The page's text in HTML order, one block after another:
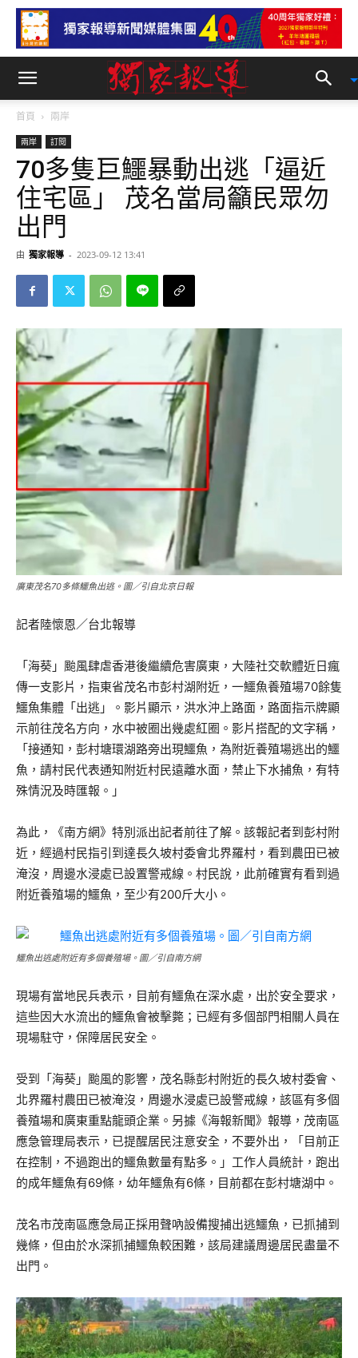
首頁 兩岸
兩岸 訂閱
70多隻巨鱷暴動出逃「逼近
住宅區」 茂名當局籲民眾勿
出門
由 獨家報導 - 2023-09-12 13:41
廣東茂名70多條鱷魚出逃。圖／引自北京日報
記者陸懷恩／台北報導
「海葵」颱風肆虐香港後繼續危害廣東，大陸社交軟體近日瘋
傳一支影片，指東省茂名市彭村湖附近，一鱷魚養殖場70餘隻
鱷魚集體「出逃」。影片顯示，洪水沖上路面，路面指示牌顯
示前往茂名方向，水中被圈出幾處紅圈。影片搭配的文字稱，
「接通知，彭村塘環湖路旁出現鱷魚，為附近養殖場逃出的鱷
魚，請村民代表通知附近村民遠離水面，禁止下水捕魚，有特
殊情況及時匯報。」
為此，《南方網》特別派出記者前往了解。該報記者到彭村附
近，經過村民指引到達長久坡村委會北界羅村，看到農田已被
淹沒，周邊水浸處已設置警戒線。村民說，此前確實有看到過
附近養殖場的鱷魚，至少有200斤大小。
鱷魚出逃處附近有多個養殖場。圖／引自南方網
現場有當地民兵表示，目前有鱷魚在深水處，出於安全要求，
這些因大水流出的鱷魚會被擊斃；已經有多個部門相關人員在
現場駐守，保障居民安全。
受到「海葵」颱風的影響，茂名縣彭村附近的長久坡村委會、
北界羅村農田已被淹沒，周邊水浸處已設警戒線，該區有多個
養殖場和廣東重點龍頭企業。另據《海報新聞》報導，茂南區
應急管理局表示，已提醒居民注意安全，不要外出，「目前正
在控制，不過跑出的鱷魚數量有點多。」工作人員統計，跑出
的成年鱷魚有69條，幼年鱷魚有6條，目前都在彭村塘湖中。
茂名市茂南區應急局正採用聲吶設備搜捕出逃鱷魚，已抓捕到
幾條，但由於水深抓捕鱷魚較困難，該局建議周邊居民盡量不
出門。